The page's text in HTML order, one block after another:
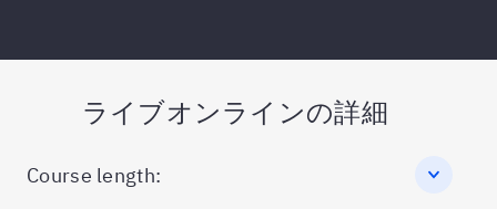
ライブオンラインの詳細
Course length: